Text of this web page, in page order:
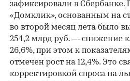
зафиксировали в Сбербанке.
«Домклик», основанным на
во второй месяц лета было
254,2 млрд руб. — снижение
26,6%, при этом к
отмечен рост на 12,4%. Это
корректировкой спроса на